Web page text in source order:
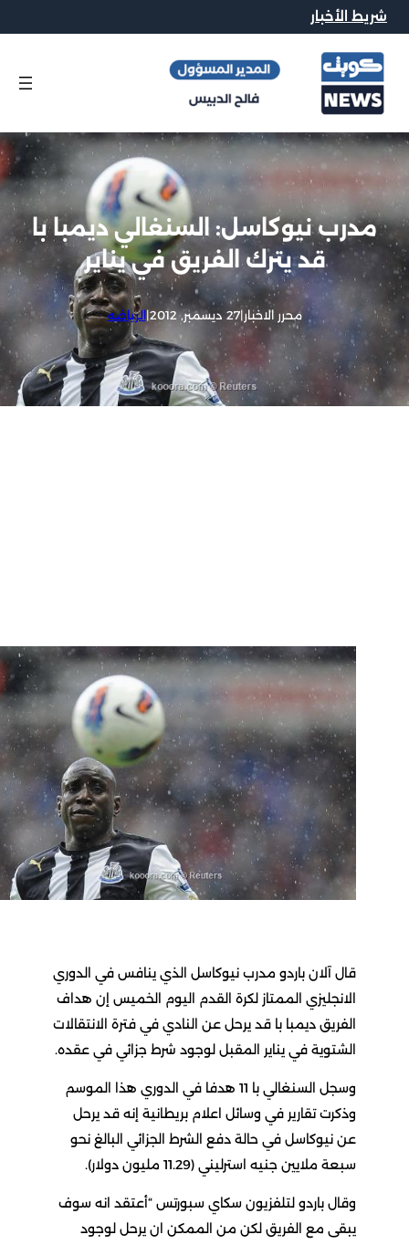
شريط الأخبار
مدرب نيوكاسل: السنغالي ديمبا با
قد يترك الفريق في يناير
محرر الاخبار|27 ديسمبر, 2012 |الرياضه
قال آلان باردو مدرب نيوكاسل الذي ينافس في الدوري
الانجليزي الممتاز لكرة القدم اليوم الخميس إن هداف
الفريق ديمبا با قد يرحل عن النادي في فترة الانتقالات
الشتوية في يناير المقبل لوجود شرط جزائي في عقده.
وسجل السنغالي با 11 هدفا في الدوري هذا الموسم
وذكرت تقارير في وسائل اعلام بريطانية إنه قد يرحل
عن نيوكاسل في حالة دفع الشرط الجزائي البالغ نحو
سبعة ملايين جنيه استرليني (11.29 مليون دولار).
وقال باردو لتلفزيون سكاي سبورتس “أعتقد انه سوف
يبقى مع الفريق لكن من الممكن ان يرحل لوجود